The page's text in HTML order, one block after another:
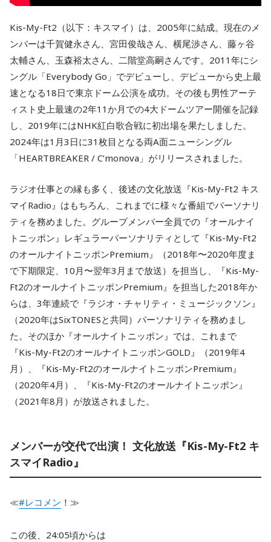
Kis-My-Ft2（以下：キスマイ）は、2005年に結成。現在のメ
ンバーは千賀健永さん、宮田俊哉さん、横尾渉さん、藤ヶ谷
太輔さん、玉森裕太さん、二階堂高嗣さんです。2011年にシ
ングル「Everybody Go」でデビューし、デビューから史上最
速となる18日で東京ドーム公演を成功。その後も男性アーテ
ィスト史上最速の2年11か月での4大ドームツアー開催を記録
し、2019年にはNHK紅白歌合戦に初出場を果たしました。
2024年は1月3日に31枚目となる両A面ニューシングル
「HEARTBREAKER / C’monova」がリリースされました。
ラジオ仕事との縁も多く、後述の文化放送『Kis-My-Ft2 キス
マイRadio』はもちろん、これまでに様々な番組でパーソナリ
ティを務めました。グループメンバー全員での『オールナイ
トニッポン』レギュラーパーソナリティとして『Kis-My-Ft2
のオールナイトニッポンPremium』（2018年〜2020年度ま
で下期限定、10月〜翌年3月まで放送）を担当し、『Kis-My-
Ft2のオールナイトニッポンPremium』を担当した2018年か
らは、3年連続で『ラジオ・チャリティ・ミュージックソン』
（2020年はSixTONESと共同）パーソナリティを務めまし
た。そのほか『オールナイトニッポン』では、これまで
『Kis-My-Ft2のオールナイトニッポンGOLD』（2019年4
月）、『Kis-My-Ft2のオールナイトニッポンPremium』
（2020年4月）、『Kis-My-Ft2のオールナイトニッポン』
（2021年8月）が放送されました。
メンバーが交代で出演！ 文化放送『Kis-My-Ft2 キ
スマイRadio』
≪#レコメン ！≫
この後、24:05頃からは